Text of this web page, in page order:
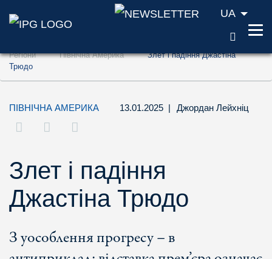
Перейти до змісту (ключ доступу '1')
Перейти до пошуку (ключ доступу '2')
UA
Регіони Північна Америка
Злет і падіння Джастіна
Трюдо
ПІВНІЧНА АМЕРИКА 13.01.2025 | Джордан Лейхніц
Злет і падіння
Джастіна Трюдо
З уособлення прогресу – в